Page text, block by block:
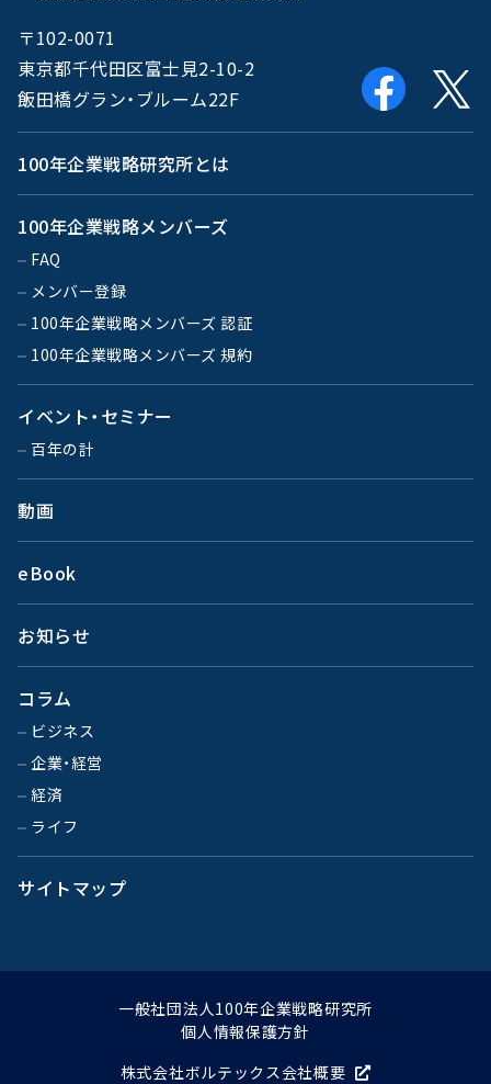
〒102-0071
東京都千代田区富士見2-10-2
飯田橋グラン・ブルーム22F
100年企業戦略研究所とは
100年企業戦略メンバーズ
FAQ
メンバー登録
100年企業戦略メンバーズ 認証
100年企業戦略メンバーズ 規約
イベント・セミナー
百年の計
動画
eBook
お知らせ
コラム
ビジネス
企業・経営
経済
ライフ
サイトマップ
一般社団法人100年企業戦略研究所
個人情報保護方針
株式会社ボルテックス会社概要